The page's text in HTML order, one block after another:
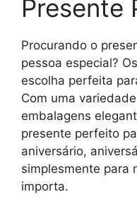
Presente
Procurando o
pessoa especial?
escolha perfeita
Com uma
embalagens
presente perfeito
aniversário,
simplesmente para
importa.